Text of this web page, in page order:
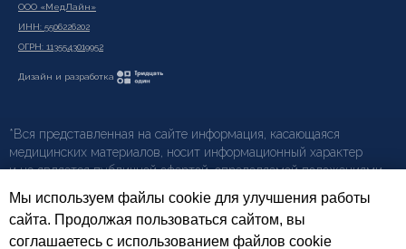
ООО «МедЛайн»
ИНН: 5506226202
ОГРН: 1135543019952
Дизайн и разработка
*Вся представленная на сайте информация, касающаяся
медицинских материалов, носит информационный характер
и не является публичной офертой, определяемой положениями
Фотографии на сайте предоставлены сервисамиFreepik
иUnsplash, за исключением изображений продукции брендов,
Мы используем файлы cookie для улучшения работы
сайта. Продолжая пользоваться сайтом, вы
соглашаетесь с использованием файлов cookie